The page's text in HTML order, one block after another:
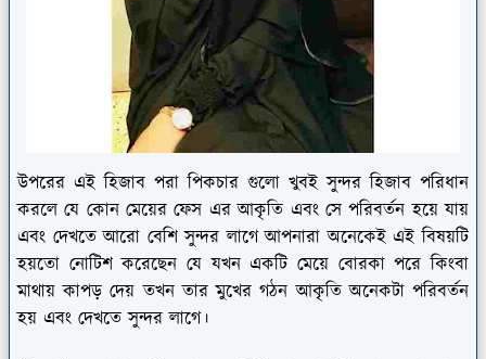
উপরের এই হিজাব পরা পিকচার গুলো খুবই সুন্দর হিজাব পরিধান
করলে যে কোন মেয়ের ফেস এর আকৃতি এবং সে পরিবর্তন হয়ে যায়
এবং দেখতে আরো বেশি সুন্দর লাগে আপনারা অনেকেই এই বিষয়টি
হয়তো নোটিশ করেছেন যে যখন একটি মেয়ে বোরকা পরে কিংবা
মাথায় কাপড় দেয় তখন তার মুখের গঠন আকৃতি অনেকটা পরিবর্তন
হয় এবং দেখতে সুন্দর লাগে।